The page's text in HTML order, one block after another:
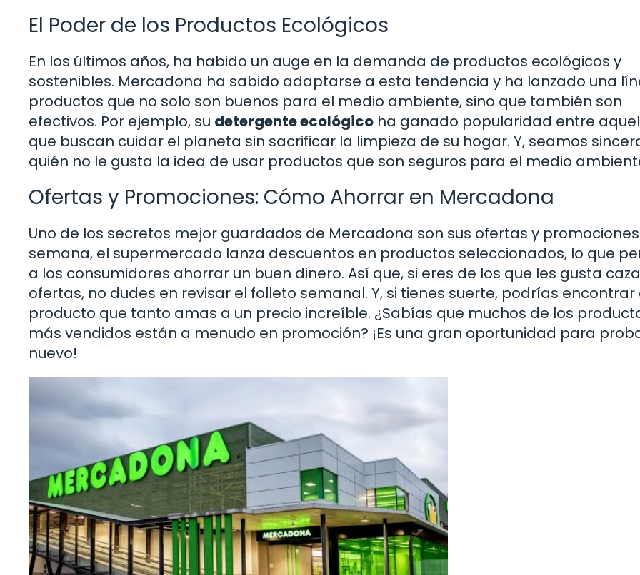
El Poder de los Productos Ecológicos
En los últimos años, ha habido un auge en la demanda de productos ecológicos y
sostenibles. Mercadona ha sabido adaptarse a esta tendencia y ha lanzado una
productos que no solo son buenos para el medio ambiente, sino que también son
efectivos. Por ejemplo, su detergente ecológico ha ganado popularidad entre
que buscan cuidar el planeta sin sacrificar la limpieza de su hogar. Y, seamos
quién no le gusta la idea de usar productos que son seguros para el medio
Ofertas y Promociones: Cómo Ahorrar en Mercadona
Uno de los secretos mejor guardados de Mercadona son sus ofertas y
semana, el supermercado lanza descuentos en productos seleccionados, lo que
a los consumidores ahorrar un buen dinero. Así que, si eres de los que les gusta
ofertas, no dudes en revisar el folleto semanal. Y, si tienes suerte, podrías encontrar
producto que tanto amas a un precio increíble. ¿Sabías que muchos de los
más vendidos están a menudo en promoción? ¡Es una gran oportunidad para
nuevo!